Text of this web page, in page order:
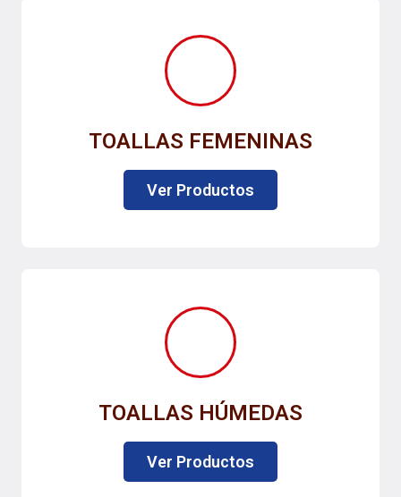
TOALLAS FEMENINAS
Ver Productos
TOALLAS HÚMEDAS
Ver Productos